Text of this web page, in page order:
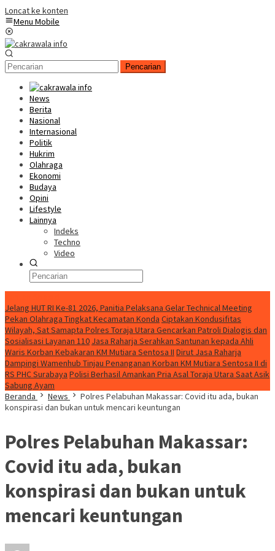
Loncat ke konten
Menu Mobile
Pencarian
News
Berita
Nasional
Internasional
Politik
Hukrim
Olahraga
Ekonomi
Budaya
Opini
Lifestyle
Lainnya
Indeks
Techno
Video
Jelang HUT RI Ke-81 2026, Panitia Pelaksana Gelar Technical Meeting
Pekan Olahraga Tingkat Kecamatan Konda Ciptakan Kondusifitas
Wilayah, Sat Samapta Polres Toraja Utara Gencarkan Patroli Dialogis dan
Sosialisasi Layanan 110 Jasa Raharja Serahkan Santunan kepada Ahli
Waris Korban Kebakaran KM Mutiara Sentosa II Dirut Jasa Raharja
Dampingi Wamenhub Tinjau Penanganan Korban KM Mutiara Sentosa II di
RS PHC Surabaya Polisi Berhasil Amankan Pria Asal Toraja Utara Saat Asik
Sabung Ayam
Beranda
News
Polres Pelabuhan Makassar: Covid itu ada, bukan
konspirasi dan bukan untuk mencari keuntungan
Polres Pelabuhan Makassar:
Covid itu ada, bukan
konspirasi dan bukan untuk
mencari keuntungan